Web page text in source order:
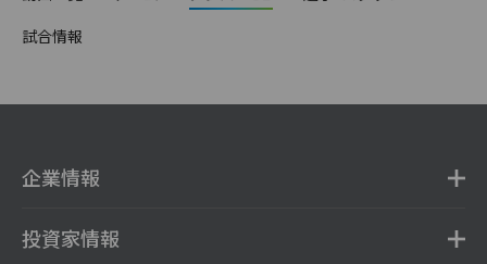
試合情報
企業情報
投資家情報